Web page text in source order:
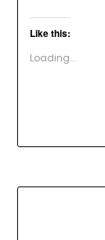
Like this:
Loading...